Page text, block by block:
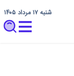
شنبه ۱۷ مرداد ۱۴۰۵